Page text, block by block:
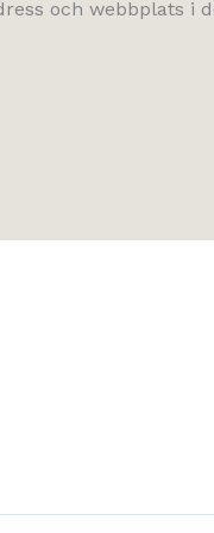
och webbplats i